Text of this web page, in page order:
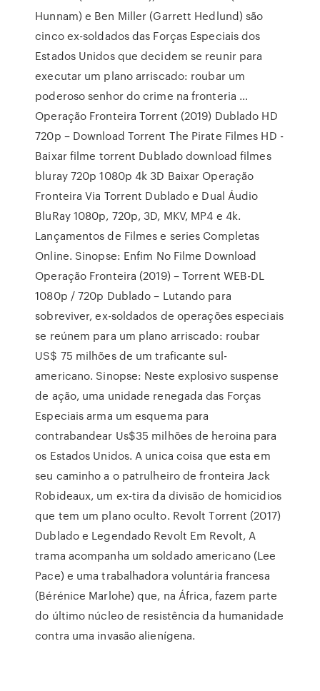
Hunnam) e Ben Miller (Garrett Hedlund) são
cinco ex-soldados das Forças Especiais dos
Estados Unidos que decidem se reunir para
executar um plano arriscado: roubar um
poderoso senhor do crime na fronteria …
Operação Fronteira Torrent (2019) Dublado HD
720p – Download Torrent The Pirate Filmes HD -
Baixar filme torrent Dublado download filmes
bluray 720p 1080p 4k 3D Baixar Operação
Fronteira Via Torrent Dublado e Dual Áudio
BluRay 1080p, 720p, 3D, MKV, MP4 e 4k.
Lançamentos de Filmes e series Completas
Online. Sinopse: Enfim No Filme Download
Operação Fronteira (2019) – Torrent WEB-DL
1080p / 720p Dublado – Lutando para
sobreviver, ex-soldados de operações especiais
se reúnem para um plano arriscado: roubar
US$ 75 milhões de um traficante sul-
americano. Sinopse: Neste explosivo suspense
de ação, uma unidade renegada das Forças
Especiais arma um esquema para
contrabandear Us$35 milhões de heroina para
os Estados Unidos. A unica coisa que esta em
seu caminho a o patrulheiro de fronteira Jack
Robideaux, um ex-tira da divisão de homicidios
que tem um plano oculto. Revolt Torrent (2017)
Dublado e Legendado Revolt Em Revolt, A
trama acompanha um soldado americano (Lee
Pace) e uma trabalhadora voluntária francesa
(Bérénice Marlohe) que, na África, fazem parte
do último núcleo de resistência da humanidade
contra uma invasão alienígena.